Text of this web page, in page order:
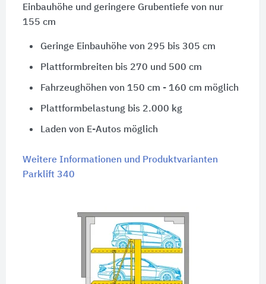
Einbauhöhe und geringere Grubentiefe von nur
155 cm
Geringe Einbauhöhe von 295 bis 305 cm
Plattformbreiten bis 270 und 500 cm
Fahrzeughöhen von 150 cm - 160 cm möglich
Plattformbelastung bis 2.000 kg
Laden von E-Autos möglich
Weitere Informationen und Produktvarianten
Parklift 340